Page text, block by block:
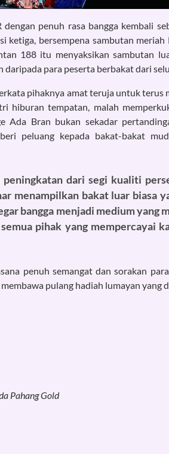
dengan penuh rasa bangga kembali
ketiga, bersempena sambutan
188 itu menyaksikan sambutan
daripada para peserta berbakat dari
pihaknya amat teruja untuk terus
hiburan tempatan, malah
Ada Bran bukan sekadar
peluang kepada bakat-bakat
peningkatan dari segi kualiti
menampilkan bakat luar biasa
bangga menjadi medium yang
pihak yang mempercayai
penuh semangat dan sorakan
pulang hadiah lumayan yang
Pahang Gold